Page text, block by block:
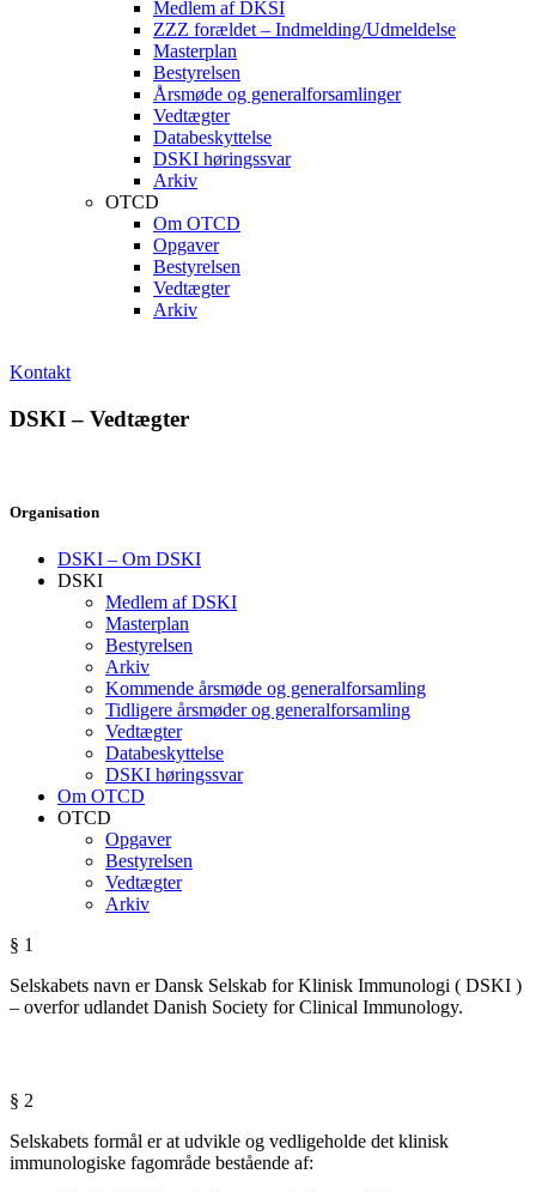
Medlem af DKSI
ZZZ forældet – Indmelding/Udmeldelse
Masterplan
Bestyrelsen
Årsmøde og generalforsamlinger
Vedtægter
Databeskyttelse
DSKI høringssvar
Arkiv
OTCD
Om OTCD
Opgaver
Bestyrelsen
Vedtægter
Arkiv
Kontakt
DSKI – Vedtægter
Organisation
DSKI – Om DSKI
DSKI
Medlem af DSKI
Masterplan
Bestyrelsen
Arkiv
Kommende årsmøde og generalforsamling
Tidligere årsmøder og generalforsamling
Vedtægter
Databeskyttelse
DSKI høringssvar
Om OTCD
OTCD
Opgaver
Bestyrelsen
Vedtægter
Arkiv
§ 1
Selskabets navn er Dansk Selskab for Klinisk Immunologi ( DSKI )
– overfor udlandet Danish Society for Clinical Immunology.
§ 2
Selskabets formål er at udvikle og vedligeholde det klinisk
immunologiske fagområde bestående af: